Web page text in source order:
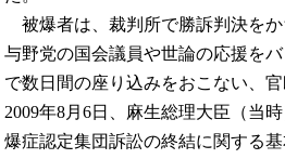
被爆者は、裁判所で勝訴判決をか
与野党の国会議員や世論の応援を
で数日間の座り込みをおこない、
2009年8月6日、麻生総理大臣（当
爆症認定集団訴訟の終結に関する